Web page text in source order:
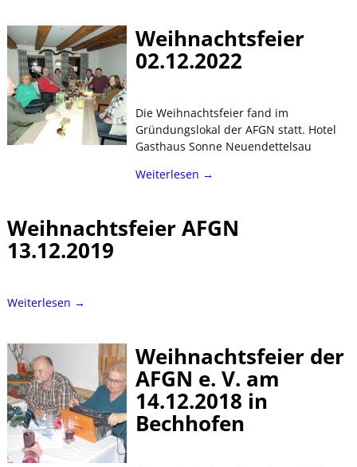
Weihnachtsfeier
02.12.2022
Die Weihnachtsfeier fand im
Gründungslokal der AFGN statt. Hotel
Gasthaus Sonne Neuendettelsau
Weiterlesen →
Weihnachtsfeier AFGN
13.12.2019
Weiterlesen →
Weihnachtsfeier der
AFGN e. V. am
14.12.2018 in
Bechhofen